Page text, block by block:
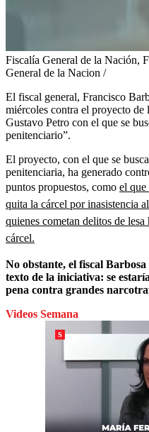
Fiscalía General de la Nación,
General de la Nacion /
El fiscal general, Francisco
miércoles contra el proyecto
Gustavo Petro con el que se
penitenciario”.
El proyecto, con el que se
penitenciaria, ha generado
puntos propuestos, como el que
quita la cárcel por inasistencia
quienes cometan delitos de
cárcel.
No obstante, el fiscal Barbosa
texto de la iniciativa: se
pena contra grandes
Videos Semana